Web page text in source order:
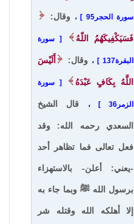
سورة الحجر95 ، وقال:
فَسَيَكْفِيكَهُمُ اللّهُ سورة
البقرة137 ، وقال: أَلَيْسَ
اللَّهُ بِكَافٍ عَبْدَهُ سورة
الزمر36 ، قال الشيخ
السعدي رحمه الله: وقد
فعل تعالى فما تظاهر أحد
-يعني: أعلن- بالاستهزاء
برسول الله ﷺ وبما جاء به
إلا أهلكه الله وقتله شر